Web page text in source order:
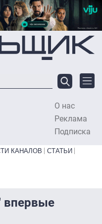
О нас
Реклама
Подписка
КАНАЛОВ
СТАТЬИ
впервые